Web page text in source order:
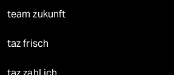
team zukunft
taz frisch
taz zahl ich